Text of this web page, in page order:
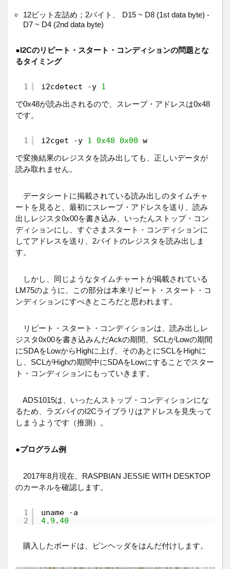
12ビット左詰め；2バイト、 D15 ~ D8 (1st data byte) -
D7 ~ D4 (2nd data byte)
●I2Cのリピート・スタート・コンディションの問題とな
るタイミング
1 i2cdetect -y 1
で0x48が読み出されるので、スレーブ・アドレスは0x48
です。
1 i2cget -y 1 0x48 0x00 w
で変換結果のレジスタを読み出しても、正しいデータが
読み取れません。
データシートに掲載されている読み出しのタイムチャ
ートを見ると、最初にスレーブ・アドレスを送り、読み
出しレジスタ0x00を書き込み、いったんストップ・コン
ディションにし、すぐさまスタート・コンディションに
してアドレスを送り、2バイトのレジスタを読み出しま
す。
しかし、同じようなタイムチャートが掲載されている
LM75のように、この部分は本来リピート・スタート・コ
ンディションにすべきところだと思われます。
リピート・スタート・コンディションは、読み出しレ
ジスタ0x00を書き込みんだAckの期間、SCLがLowの期間
にSDAをLowからHighに上げ、そのあとにSCLをHighに
し、SCLがHighの期間中にSDAをLowにすることでスター
ト・コンディションにもっていきます。
ADS1015は、いったんストップ・コンディションにな
るため、ラズパイのI2Cライブラリはアドレスを見失って
しまうようです（推測）。
●プログラム例
2017年8月現在、RASPBIAN JESSIE WITH DESKTOP
のカーネルを確認します。
1
2
uname -a
4.9 .40
購入したボードは、ピンヘッダをはんだ付けします。